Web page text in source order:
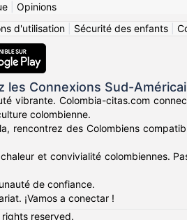
| Opinions
d'utilisation| Sécurité des enfants|
les Connexions Sud-
vibrante. Colombia-citas.com
colombienne.
rencontrez des Colombiens
et convivialité colombiennes.
de confiance.
¡Vamos a conectar !
rights reserved.
Assistance